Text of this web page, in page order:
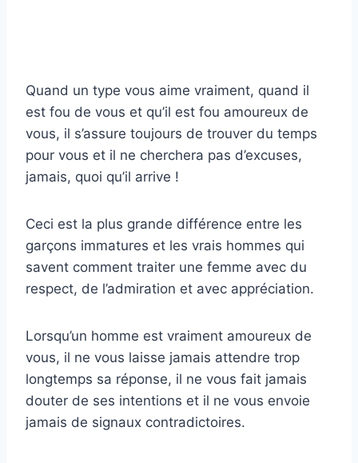
Quand un type vous aime vraiment, quand il
est fou de vous et qu’il est fou amoureux de
vous, il s’assure toujours de trouver du temps
pour vous et il ne cherchera pas d’excuses,
jamais, quoi qu’il arrive !
Ceci est la plus grande différence entre les
garçons immatures et les vrais hommes qui
savent comment traiter une femme avec du
respect, de l’admiration et avec appréciation.
Lorsqu’un homme est vraiment amoureux de
vous, il ne vous laisse jamais attendre trop
longtemps sa réponse, il ne vous fait jamais
douter de ses intentions et il ne vous envoie
jamais de signaux contradictoires.